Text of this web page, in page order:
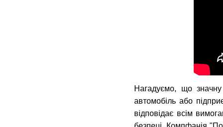
Нагадуємо, що
автомобіль або
відповідає всім